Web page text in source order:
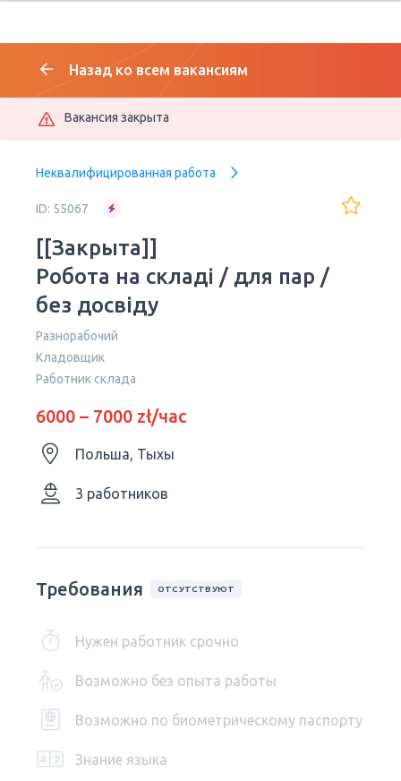
Назад ко всем вакансиям
Вакансия закрыта
Неквалифицированная работа
ID: 55067
[[Закрыта]]
Робота на складі / для пар /
без досвіду
Разнорабочий
Кладовщик
Работник склада
6000 – 7000 zł/час
Польша, Тыхы
3 работников
Требования ОТСУТСТВУЮТ
Нужен работник срочно
Возможно без опыта работы
Возможно по биометрическому паспорту
Знание языка